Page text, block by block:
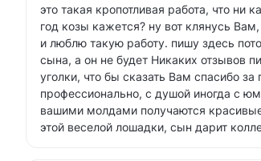
это такая кропотливая работа, что ни
год козы кажется? ну вот клянусь
и люблю такую работу. пишу здесь
сына, а он не будет Никаких отзывов
уголки, что бы сказать Вам спасибо
профессионально, с душой иногда с
вашими молдами получаются
этой веселой лошадки, сын дарит